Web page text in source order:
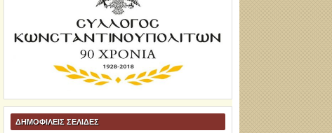
ΔΗΜΟΦΙΛΕΙΣ ΣΕΛΙΔΕΣ